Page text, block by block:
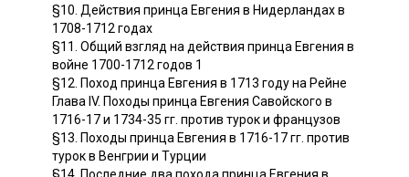
§10. Действия принца Евгения в Нидерландах в
1708-1712 годах
§11. Общий взгляд на действия принца Евгения в
войне 1700-1712 годов 1
§12. Поход принца Евгения в 1713 году на Рейне
Глава IV. Походы принца Евгения Савойского в
1716-17 и 1734-35 гг. против турок и французов
§13. Походы принца Евгения в 1716-17 гг. против
турок в Венгрии и Турции
§14. Последние два похода принца Евгения в